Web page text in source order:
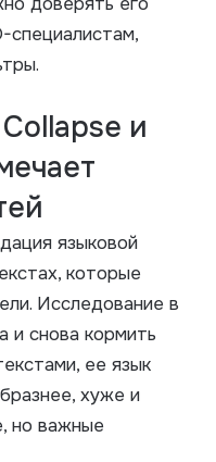
специалистам,
и
языковой
которые
Исследование в
и снова кормить
ее язык
хуже и
но важные